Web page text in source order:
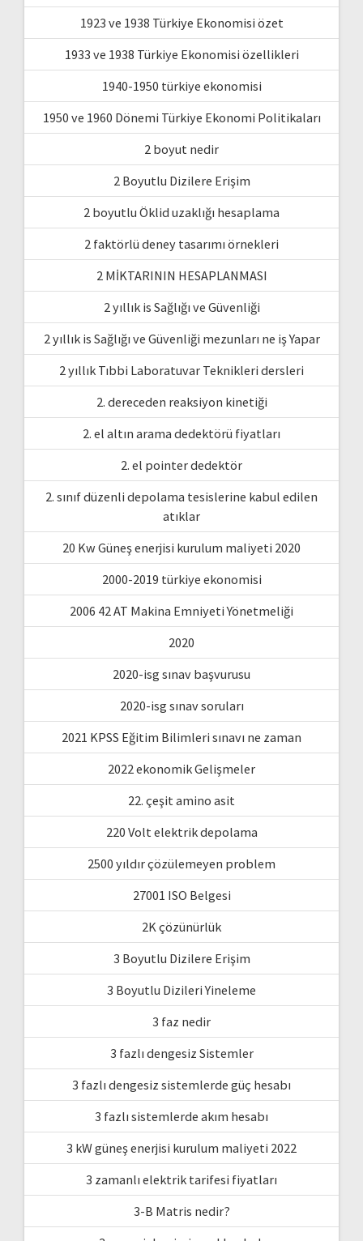
1923 ve 1938 Türkiye Ekonomisi özet
1933 ve 1938 Türkiye Ekonomisi özellikleri
1940-1950 türkiye ekonomisi
1950 ve 1960 Dönemi Türkiye Ekonomi Politikaları
2 boyut nedir
2 Boyutlu Dizilere Erişim
2 boyutlu Öklid uzaklığı hesaplama
2 faktörlü deney tasarımı örnekleri
2 MİKTARININ HESAPLANMASI
2 yıllık is Sağlığı ve Güvenliği
2 yıllık is Sağlığı ve Güvenliği mezunları ne iş Yapar
2 yıllık Tıbbi Laboratuvar Teknikleri dersleri
2. dereceden reaksiyon kinetiği
2. el altın arama dedektörü fiyatları
2. el pointer dedektör
2. sınıf düzenli depolama tesislerine kabul edilen
atıklar
20 Kw Güneş enerjisi kurulum maliyeti 2020
2000-2019 türkiye ekonomisi
2006 42 AT Makina Emniyeti Yönetmeliği
2020
2020-isg sınav başvurusu
2020-isg sınav soruları
2021 KPSS Eğitim Bilimleri sınavı ne zaman
2022 ekonomik Gelişmeler
22. çeşit amino asit
220 Volt elektrik depolama
2500 yıldır çözülemeyen problem
27001 ISO Belgesi
2K çözünürlük
3 Boyutlu Dizilere Erişim
3 Boyutlu Dizileri Yineleme
3 faz nedir
3 fazlı dengesiz Sistemler
3 fazlı dengesiz sistemlerde güç hesabı
3 fazlı sistemlerde akım hesabı
3 kW güneş enerjisi kurulum maliyeti 2022
3 zamanlı elektrik tarifesi fiyatları
3-B Matris nedir?